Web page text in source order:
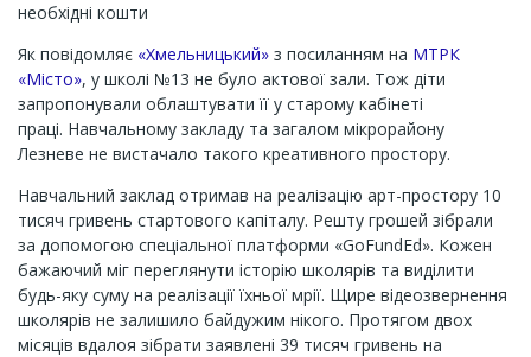
необхідні кошти
Як повідомляє «Хмельницький» з посиланням на МТРК
«Місто», у школі №13 не було актової зали. Тож діти
запропонували облаштувати її у старому кабінеті
праці. Навчальному закладу та загалом мікрорайону
Лезневе не вистачало такого креативного простору.
Навчальний заклад отримав на реалізацію арт-простору 10
тисяч гривень стартового капіталу. Решту грошей зібрали
за допомогою спеціальної платформи «GoFundEd». Кожен
бажаючий міг переглянути історію школярів та виділити
будь-яку суму на реалізації їхньої мрії. Щире відеозвернення
школярів не залишило байдужим нікого. Протягом двох
місяців вдалоя зібрати заявлені 39 тисяч гривень на